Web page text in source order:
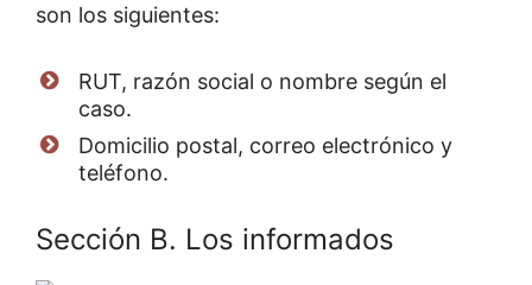
son los siguientes:
RUT, razón social o nombre según el
caso.
Domicilio postal, correo electrónico y
teléfono.
Sección B. Los informados